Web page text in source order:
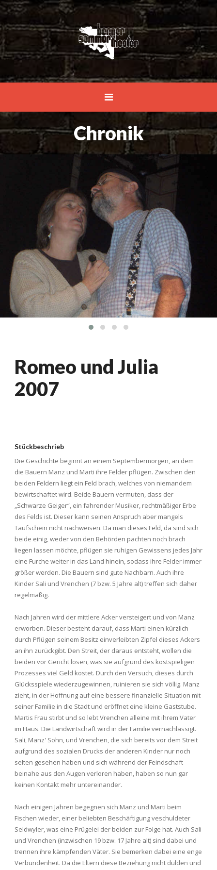
Chronik
Romeo und Julia
2007
Stückbeschrieb
Die Geschichte beginnt an einem Septembermorgen, an dem
die Bauern Manz und Marti ihre Felder pflügen. Zwischen den
beiden Feldern liegt ein Feld brach, welches von niemandem
bewirtschaftet wird. Beide Bauern vermuten, dass der
„Schwarze Geiger“, ein fahrender Musiker, rechtmäßiger Erbe
des Felds ist. Dieser kann seinen Anspruch aber mangels
Taufschein nicht nachweisen. Da man dieses Feld, da sind sich
beide einig, weder von den Behörden pachten noch brach
liegen lassen möchte, pflügen sie ruhigen Gewissens jedes Jahr
eine Furche weiter in das Land hinein, sodass ihre Felder immer
größer werden. Die Bauern sind gute Nachbarn. Auch ihre
Kinder Sali und Vrenchen (7 bzw. 5 Jahre alt) treffen sich daher
regelmäßig.
Nach Jahren wird der mittlere Acker versteigert und von Manz
erworben. Dieser besteht darauf, dass Marti einen kürzlich
durch Pflügen seinem Besitz einverleibten Zipfel dieses Ackers
an ihn zurückgibt. Den Streit, der daraus entsteht, wollen die
beiden vor Gericht lösen, was sie aufgrund des kostspieligen
Prozesses viel Geld kostet. Durch den Versuch, dieses durch
Glücksspiele wiederzugewinnen, ruinieren sie sich völlig. Manz
zieht, in der Hoffnung auf eine bessere finanzielle Situation mit
seiner Familie in die Stadt und eröffnet eine kleine Gaststube.
Martis Frau stirbt und so lebt Vrenchen alleine mit ihrem Vater
im Haus. Die Landwirtschaft wird in der Familie vernachlässigt.
Sali, Manz' Sohn, und Vrenchen, die sich bereits vor dem Streit
aufgrund des sozialen Drucks der anderen Kinder nur noch
selten gesehen haben und sich während der Feindschaft
beinahe aus den Augen verloren haben, haben so nun gar
keinen Kontakt mehr untereinander.
Nach einigen Jahren begegnen sich Manz und Marti beim
Fischen wieder, einer beliebten Beschäftigung veschuldeter
Seldwyler, was eine Prügelei der beiden zur Folge hat. Auch Sali
und Vrenchen (inzwischen 19 bzw. 17 Jahre alt) sind dabei und
trennen ihre kämpfenden Väter. Sie bemerken dabei eine enge
Verbundenheit. Da die Eltern diese Beziehung nicht dulden und